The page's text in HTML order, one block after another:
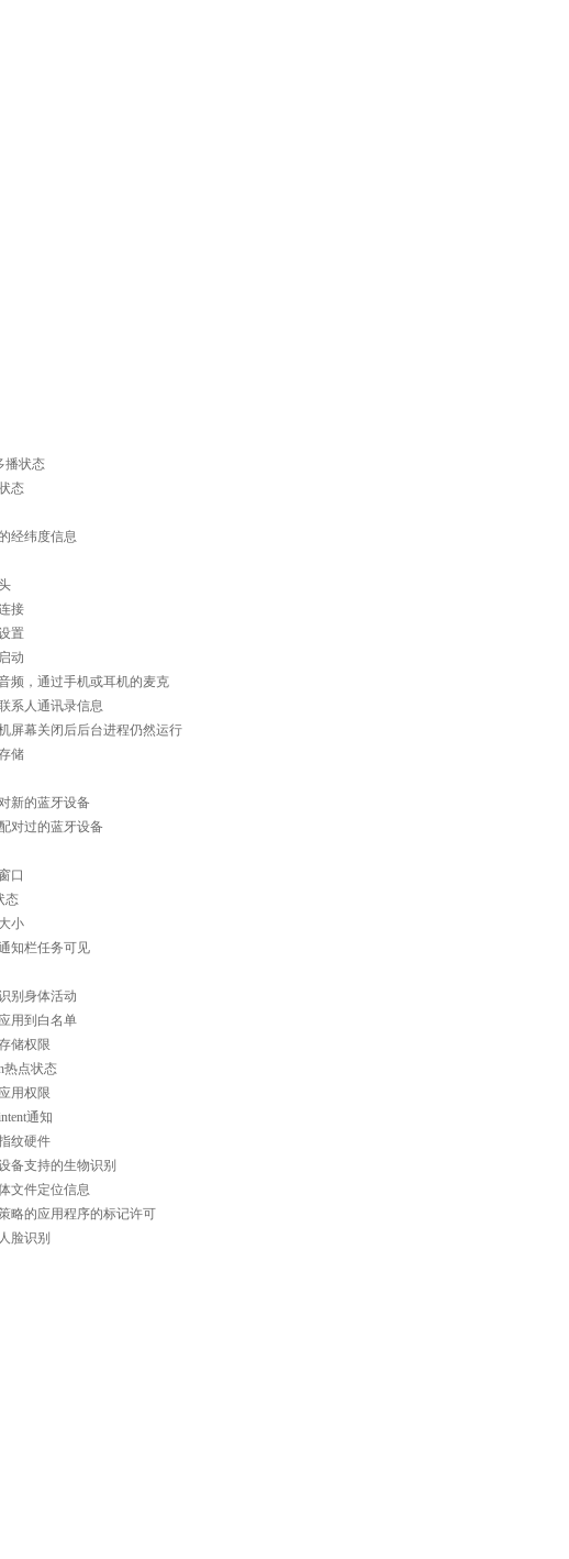
播状态
态
经纬度信息
接
置
动
频，通过手机或耳机的麦克
系人通讯录信息
屏幕关闭后后台进程仍然运行
储
新的蓝牙设备
对过的蓝牙设备
口
态
小
知栏任务可见
别身体活动
用到白名单
储权限
热点状态
用权限
通知
纹硬件
备支持的生物识别
文件定位信息
略的应用程序的标记许可
脸识别